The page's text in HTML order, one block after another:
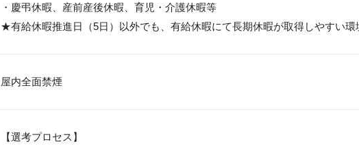
・慶弔休暇、産前産後休暇、育児・介護休暇等
★有給休暇推進日（5日）以外でも、有給休暇にて長期休暇が取得しやすい環
【選考プロセス】